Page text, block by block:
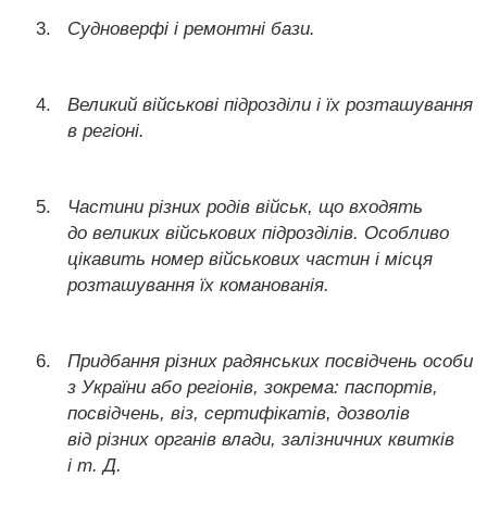
Судноверфі і ремонтні бази.
Великий військові підрозділи і їх розташування
в регіоні.
Частини різних родів військ, що входять
до великих військових підрозділів. Особливо
цікавить номер військових частин і місця
розташування їх команованія.
Придбання різних радянських посвідчень особи
з України або регіонів, зокрема: паспортів,
посвідчень, віз, сертифікатів, дозволів
від різних органів влади, залізничних квитків
і т. Д.